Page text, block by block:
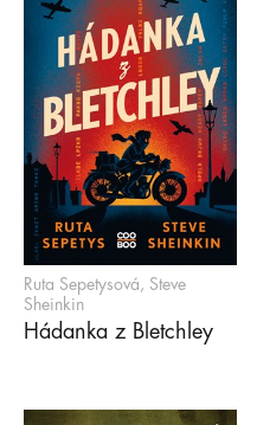
Ruta Sepetysová, Steve
Sheinkin
Hádanka z Bletchley